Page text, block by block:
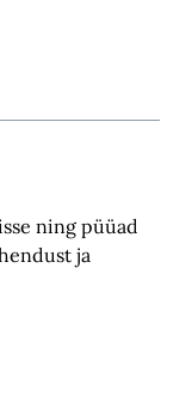
ning püüad
ja